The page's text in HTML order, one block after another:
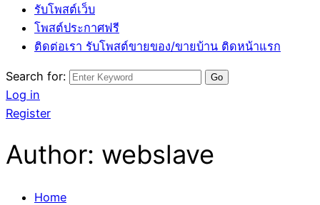
รับโพสต์เว็บ
โพสต์ประกาศฟรี
ติดต่อเรา รับโพสต์ขายของ/ขายบ้าน ติดหน้าแรก
Search for:
Log in
Register
Author: webslave
Home